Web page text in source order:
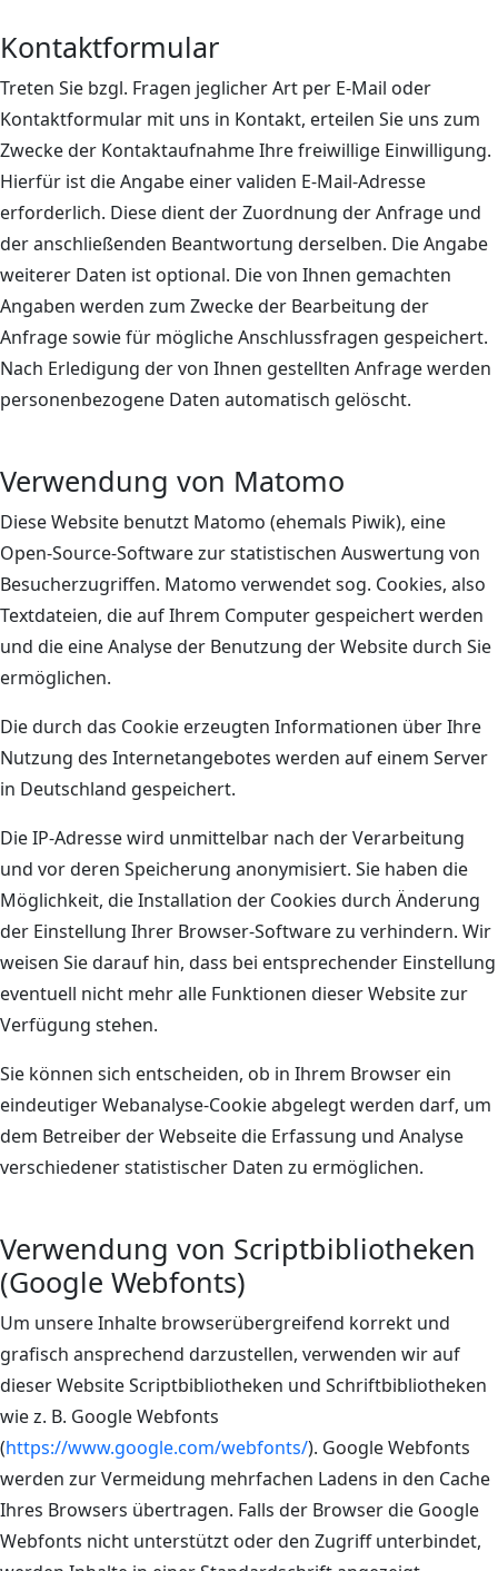
Kontaktformular
Treten Sie bzgl. Fragen jeglicher Art per E-Mail oder
Kontaktformular mit uns in Kontakt, erteilen Sie uns zum
Zwecke der Kontaktaufnahme Ihre freiwillige Einwilligung.
Hierfür ist die Angabe einer validen E-Mail-Adresse
erforderlich. Diese dient der Zuordnung der Anfrage und
der anschließenden Beantwortung derselben. Die Angabe
weiterer Daten ist optional. Die von Ihnen gemachten
Angaben werden zum Zwecke der Bearbeitung der
Anfrage sowie für mögliche Anschlussfragen gespeichert.
Nach Erledigung der von Ihnen gestellten Anfrage werden
personenbezogene Daten automatisch gelöscht.
Verwendung von Matomo
Diese Website benutzt Matomo (ehemals Piwik), eine
Open-Source-Software zur statistischen Auswertung von
Besucherzugriffen. Matomo verwendet sog. Cookies, also
Textdateien, die auf Ihrem Computer gespeichert werden
und die eine Analyse der Benutzung der Website durch Sie
ermöglichen.
Die durch das Cookie erzeugten Informationen über Ihre
Nutzung des Internetangebotes werden auf einem Server
in Deutschland gespeichert.
Die IP-Adresse wird unmittelbar nach der Verarbeitung
und vor deren Speicherung anonymisiert. Sie haben die
Möglichkeit, die Installation der Cookies durch Änderung
der Einstellung Ihrer Browser-Software zu verhindern. Wir
weisen Sie darauf hin, dass bei entsprechender Einstellung
eventuell nicht mehr alle Funktionen dieser Website zur
Verfügung stehen.
Sie können sich entscheiden, ob in Ihrem Browser ein
eindeutiger Webanalyse-Cookie abgelegt werden darf, um
dem Betreiber der Webseite die Erfassung und Analyse
verschiedener statistischer Daten zu ermöglichen.
Verwendung von Scriptbibliotheken
(Google Webfonts)
Um unsere Inhalte browserübergreifend korrekt und
grafisch ansprechend darzustellen, verwenden wir auf
dieser Website Scriptbibliotheken und Schriftbibliotheken
wie z. B. Google Webfonts
(https://www.google.com/webfonts/). Google Webfonts
werden zur Vermeidung mehrfachen Ladens in den Cache
Ihres Browsers übertragen. Falls der Browser die Google
Webfonts nicht unterstützt oder den Zugriff unterbindet,